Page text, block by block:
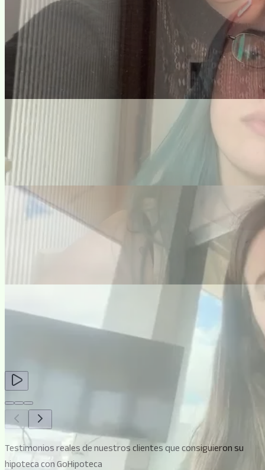
Testimonios reales de nuestros clientes que consiguieron su
hipoteca con GoHipoteca